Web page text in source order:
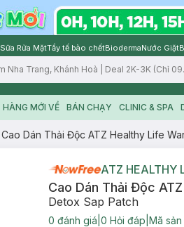
Sữa Rửa MặtTẩy tế bào chếtBiodermaNước Giặt
HÀNG MỚI VỀ BÁN CHẠY CLINIC & SPA
Cao Dán Thải Độc ATZ Healthy Life
ATZ HEALTHY
Cao Dán Thải Độc
Detox Sap Patch
0 đánh giá 0 Hỏi đáp Mã sản